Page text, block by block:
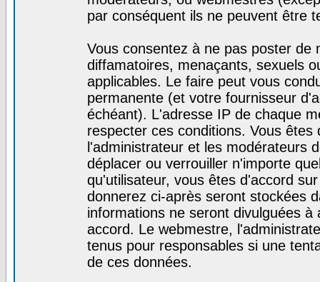
par conséquent ils ne peuvent être
Vous consentez à ne pas poster de
diffamatoires, menaçants, sexuels
applicables. Le faire peut vous
permanente (et votre fournisseur
échéant). L'adresse IP de chaque
respecter ces conditions. Vous
l'administrateur et les modérateurs
déplacer ou verrouiller n'importe
qu'utilisateur, vous êtes d'accord
donnerez ci-après seront stockées
informations ne seront divulguées
accord. Le webmestre,
tenus pour responsables si une
de ces données.